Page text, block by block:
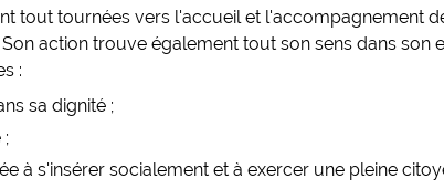
tout tournées vers l'accueil et l'accompagnement
action trouve également tout son sens dans
:
sa dignité ;
;
à s'insérer socialement et à exercer une pleine